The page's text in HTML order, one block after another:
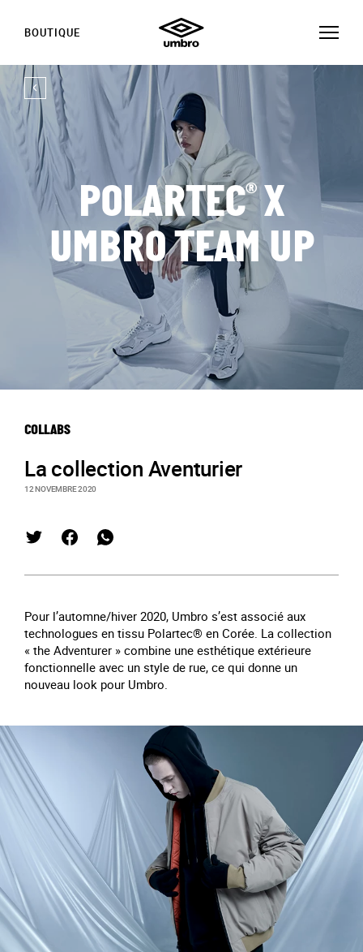
BOUTIQUE
POLARTEC®X
UMBRO TEAM UP
COLLABS
La collection Aventurier
12 NOVEMBRE 2020
Pour l’automne/hiver 2020, Umbro s’est associé aux
technologues en tissu Polartec® en Corée. La collection
« the Adventurer » combine une esthétique extérieure
fonctionnelle avec un style de rue, ce qui donne un
nouveau look pour Umbro.